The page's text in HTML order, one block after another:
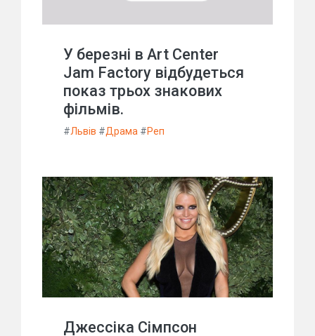
У березні в Art Center
Jam Factory відбудеться
показ трьох знакових
фільмів.
#Львів #Драма #Реп
Джессіка Сімпсон